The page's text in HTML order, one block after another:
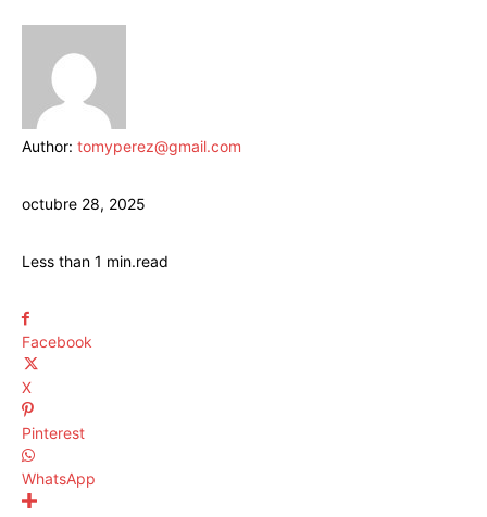
Author: tomyperez@gmail.com
octubre 28, 2025
Less than 1 min.read
Facebook
X
Pinterest
WhatsApp